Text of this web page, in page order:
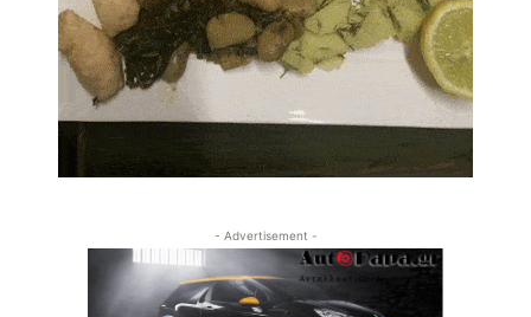
- Advertisement -